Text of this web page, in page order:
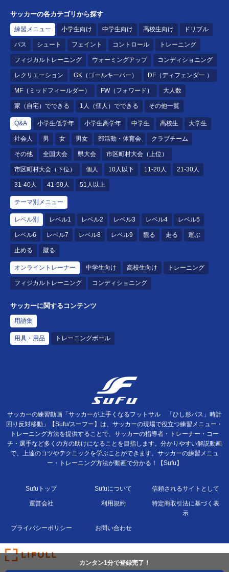
サッカーの各カテゴリから探す
練習メニュー 小学生向け 中学生向け 高校生向け ドリブル
パス シュート フェイント コントロール トレーニング
フィジカルトレーニング ウォーミングアップ コンディショニング
レクリエーション GK（ゴールキーパー） DF（ディフェンダー ）
MF（ミッドフィールダー） FW（フォワード） 大人数
家（自宅）でできる 1人（個人）でできる その他一覧
Q&A 小学生低学年 小学生高学年 中学生 高校生 大学生
社会人 男 女 男女 部活動・体育会 クラブチーム
その他 全国大会 県大会 市区町村大会（上位）
市区町村大会（下位） 個人 10人以下 11-20人 21-30人
31-40人 41-50人 51人以上
テーマ別メニュー
レベル別 レベル1 レベル2 レベル3 レベル4 レベル5
レベル6 レベル7 レベル8 レベル9 観る 走る 運ぶ
止める 蹴る
オンライントレーナー 中学生向け 高校生向け トレーニング
フィジカルトレーニング コンディショニング
サッカーに関するコンテンツ
用語集
用具・用品 トレーニングボール
カンタン1分で登録完了！
サッカーの練習動画「サッカーが上手くなるフットサル 「ひし形パス」時計
回り反対移動」【Sufu/スーフー】は、サッカーの現場で役立つ練習メニュー・
トレーニング方法を提供することで、サッカーの指導者・トレーナー・コー
チ・選手など多くの方の助けになることを目指します。分かりやすい解説動画
で、上達のコツやテクニックを学ぶことができます。サッカーの練習メニュ
ー・トレーニング方法が動画で分かる！【Sufu】
Sufuトップ Sufuについて 信頼されるサイトとして
運営会社 利用規約
特定商取引法に基づく表
示
プライバシーポリシー お問い合わせ